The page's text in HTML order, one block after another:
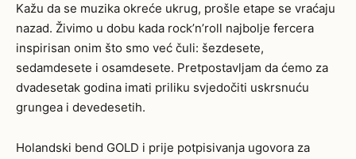
Kažu da se muzika okreće ukrug, prošle etape se vraćaju
nazad. Živimo u dobu kada rock’n’roll najbolje fercera
inspirisan onim što smo već čuli: šezdesete,
sedamdesete i osamdesete. Pretpostavljam da ćemo za
dvadesetak godina imati priliku svjedočiti uskrsnuću
grungea i devedesetih.
Holandski bend GOLD i prije potpisivanja ugovora za